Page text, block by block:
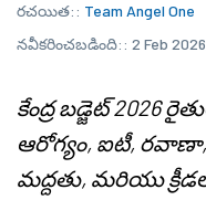
రచయిత:: Team Angel One
నవీకరించబడింది:: 2 Feb
కేంద్ర బడ్జెట్ 2026
ఆరోగ్యం, ఐటీ,
మద్దతు, మరియు క్రీడల